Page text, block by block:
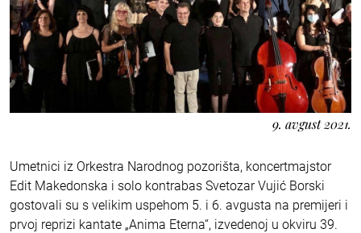
9. avgust 2021.
Umetnici iz Orkestra Narodnog pozorišta, koncertmajstor
Edit Makedonska i solo kontrabas Svetozar Vujić Borski
gostovali su s velikim uspehom 5. i 6. avgusta na premijeri i
prvoj reprizi kantate „Anima Eterna“, izvedenoj u okviru 39.